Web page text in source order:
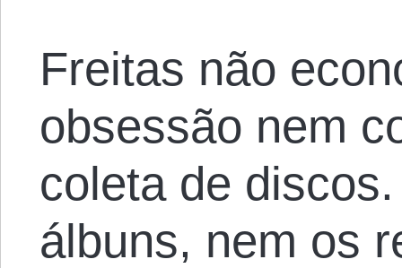
Freitas não
obsessão nem
coleta de
álbuns, nem os